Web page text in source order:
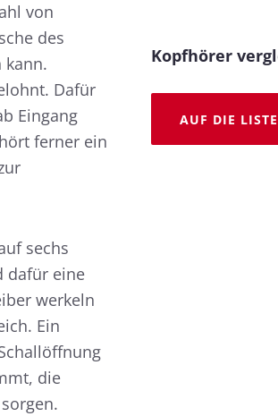
von
des
kann.
Dafür
Eingang
ferner ein
sechs
dafür eine
werkeln
Ein
die
Kopfhörer
AUF DIE LISTE